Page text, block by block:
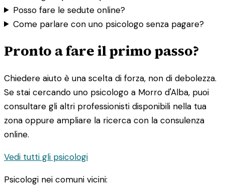
Posso fare le sedute online?
Come parlare con uno psicologo senza pagare?
Pronto a fare il primo passo?
Chiedere aiuto è una scelta di forza, non di debolezza.
Se stai cercando uno psicologo a Morro d'Alba, puoi
consultare gli altri professionisti disponibili nella tua
zona oppure ampliare la ricerca con la consulenza
online.
Vedi tutti gli psicologi
Psicologi nei comuni vicini: